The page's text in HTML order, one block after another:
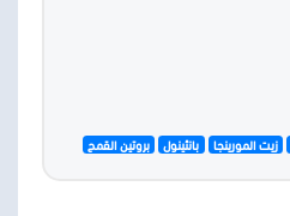
زيت المورينجا بانثينول بروتين القمح